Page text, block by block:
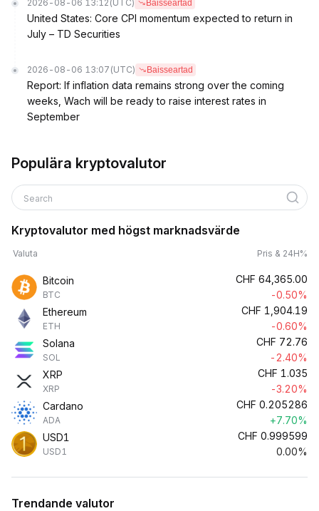
2026-08-06 13:12 (UTC) Baisseartad
United States: Core CPI momentum expected to return in
July – TD Securities
2026-08-06 13:07 (UTC) Baisseartad
Report: If inflation data remains strong over the coming
weeks, Wach will be ready to raise interest rates in
September
Populära kryptovalutor
Search
Kryptovalutor med högst marknadsvärde
Valuta Pris & 24H%
Bitcoin
BTC
CHF 64,365.00
-0.50%
Ethereum
ETH
CHF 1,904.19
-0.60%
Solana
SOL
CHF 72.76
-2.40%
XRP
XRP
CHF 1.035
-3.20%
Cardano
ADA
CHF 0.205286
+7.70%
USD1
USD1
CHF 0.999599
0.00%
Trendande valutor